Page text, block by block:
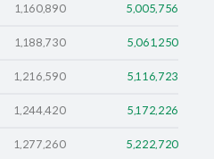
1,160,890 5,005,756
1,188,730 5,061,250
1,216,590 5,116,723
1,244,420 5,172,226
1,277,260 5,222,720